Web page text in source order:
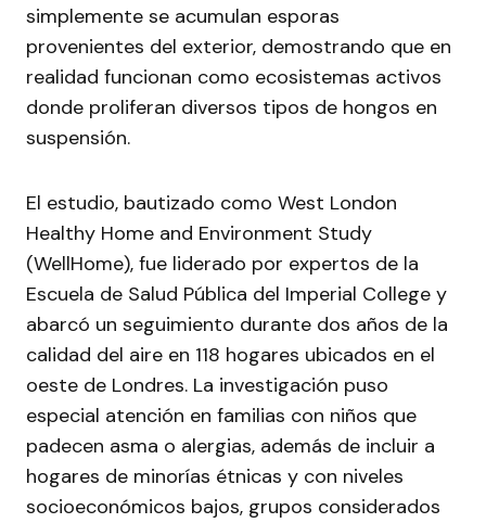
simplemente se acumulan esporas
provenientes del exterior, demostrando que en
realidad funcionan como ecosistemas activos
donde proliferan diversos tipos de hongos en
suspensión.
El estudio, bautizado como West London
Healthy Home and Environment Study
(WellHome), fue liderado por expertos de la
Escuela de Salud Pública del Imperial College y
abarcó un seguimiento durante dos años de la
calidad del aire en 118 hogares ubicados en el
oeste de Londres. La investigación puso
especial atención en familias con niños que
padecen asma o alergias, además de incluir a
hogares de minorías étnicas y con niveles
socioeconómicos bajos, grupos considerados